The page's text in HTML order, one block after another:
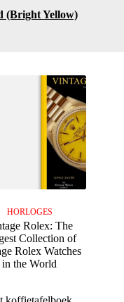
(Bright Yellow)
HORLOGES
Rolex: The
Collection of
Rolex Watches
in the World